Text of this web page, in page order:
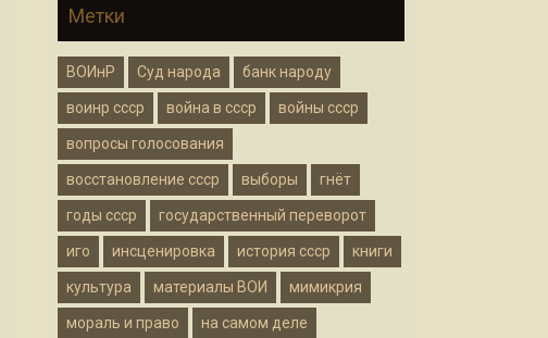
Метки
ВОИнР Суд народа банк народу
воинр ссср война в ссср войны ссср
вопросы голосования
восстановление ссср выборы гнёт
годы ссср государственный переворот
иго инсценировка история ссср книги
культура материалы ВОИ мимикрия
мораль и право на самом деле